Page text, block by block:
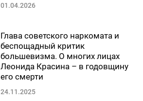
01.04.2026
Глава советского наркомата и
беспощадный критик
большевизма. О многих лицах
Леонида Красина – в годовщину
его смерти
24.11.2025